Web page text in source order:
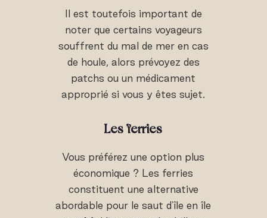
Il est toutefois important de
noter que certains voyageurs
souffrent du mal de mer en cas
de houle, alors prévoyez des
patchs ou un médicament
approprié si vous y êtes sujet.
Les ferries
Vous préférez une option plus
économique ? Les ferries
constituent une alternative
abordable pour le saut d'île en île